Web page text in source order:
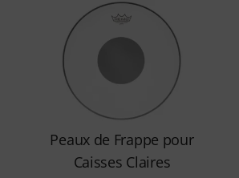
Peaux de Frappe pour
Caisses Claires